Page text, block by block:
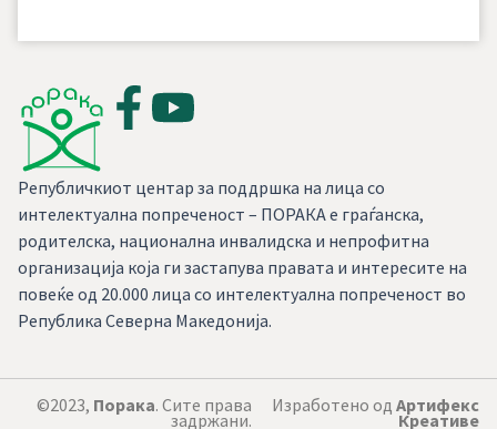
Републичкиот центар за поддршка на лица со
интелектуална попреченост – ПОРАКА е граѓанска,
родителска, национална инвалидска и непрофитна
организација која ги застапува правата и интересите на
повеќе од 20.000 лица со интелектуална попреченост во
Република Северна Македонија.
©2023, Порака. Сите права
задржани.
Изработено од Артифекс
Креативе